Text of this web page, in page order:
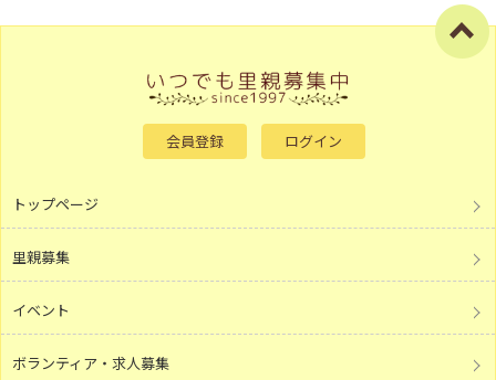
会員登録 ログイン
トップページ
里親募集
イベント
ボランティア・求人募集